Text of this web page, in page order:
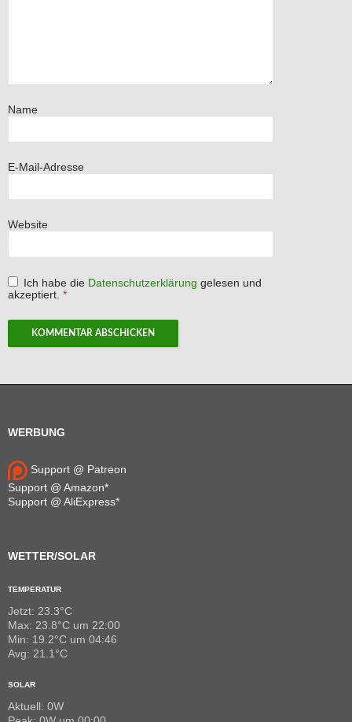
Name
E-Mail-Adresse
Website
Ich habe die Datenschutzerklärung gelesen und
akzeptiert. *
WERBUNG
Support @ Patreon
Support @ Amazon*
Support @ AliExpress*
WETTER/SOLAR
TEMPERATUR
Jetzt: 23.3°C
Max: 23.8°C um 22:00
Min: 19.2°C um 04:46
Avg: 21.1°C
SOLAR
Aktuell: 0W